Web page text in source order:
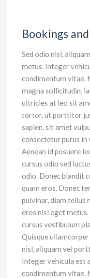
Bookings
Sed odio nisl,
metus. Integer
condimentum vitae.
magna sollicitudin,
ultricies at leo sit
tortor, ut porttitor
sapien, sit amet
consectetur purus in
Aenean id posuere
cursus odio sed
odio. Donec blandit
quam eros. Donec
pulvinar, diam tellus
eros nisl eget
cursus vestibulum
Quisque ullamcorper
nisl, aliquam vel
Integer vehicula est
condimentum vitae.